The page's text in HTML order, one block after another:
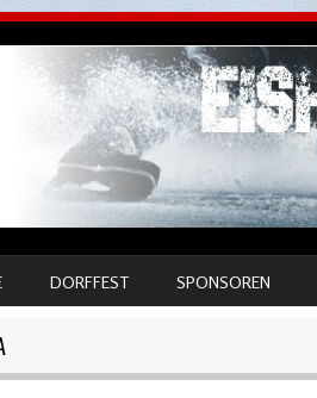
DORFFEST SPONSOREN